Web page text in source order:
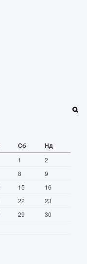
Сб Нд
1
2
8
9
15
16
22
23
29
30